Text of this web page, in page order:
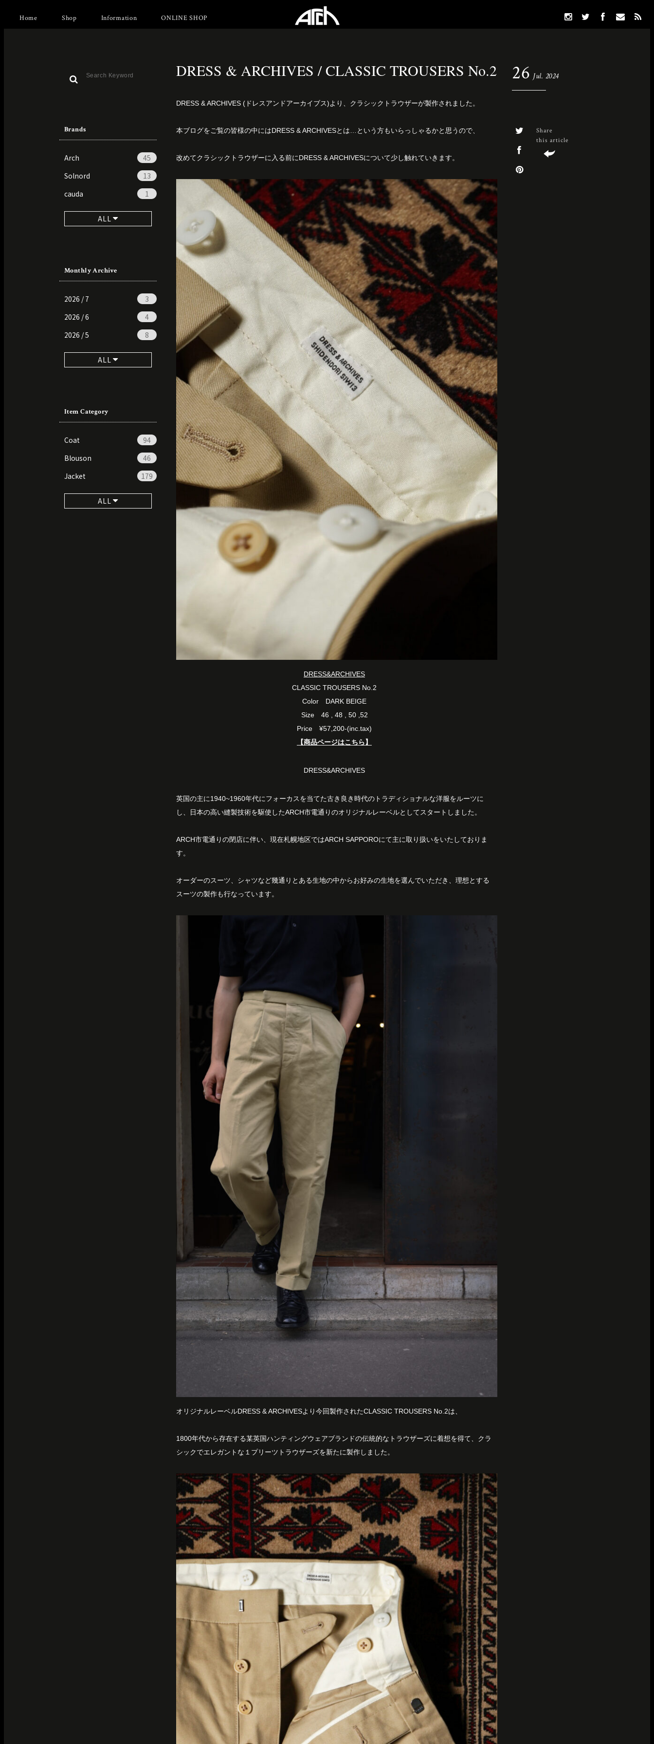
Home Shop Information ONLINE SHOP
Brands
Arch
45
Solnord
13
cauda
1
ALL
Monthly Archive
2026 / 7
3
2026 / 6
4
2026 / 5
8
ALL
Item Category
Coat
94
Blouson
46
Jacket
179
ALL
DRESS & ARCHIVES / CLASSIC TROUSERS No.2 26 Jul. 2024
Share
this article
DRESS & ARCHIVES (ドレスアンドアーカイブス)より、クラシックトラウザーが製作されました。
本ブログをご覧の皆様の中にはDRESS & ARCHIVESとは…という方もいらっしゃるかと思うので、
改めてクラシックトラウザーに入る前にDRESS & ARCHIVESについて少し触れていきます。
DRESS&ARCHIVES
CLASSIC TROUSERS No.2
Color DARK BEIGE
Size 46 , 48 , 50 ,52
Price ¥57,200-(inc.tax)
【商品ページはこちら】
DRESS&ARCHIVES
英国の主に1940~1960年代にフォーカスを当てた古き良き時代のトラディショナルな洋服をルーツに
し、日本の高い縫製技術を駆使したARCH市電通りのオリジナルレーベルとしてスタートしました。
ARCH市電通りの閉店に伴い、現在札幌地区ではARCH SAPPOROにて主に取り扱いをいたしておりま
す。
オーダーのスーツ、シャツなど幾通りとある生地の中からお好みの生地を選んでいただき、理想とする
スーツの製作も行なっています。
オリジナルレーベルDRESS & ARCHIVESより今回製作されたCLASSIC TROUSERS No.2は、
1800年代から存在する某英国ハンティングウェアブランドの伝統的なトラウザーズに着想を得て、クラ
シックでエレガントな１プリーツトラウザーズを新たに製作しました。